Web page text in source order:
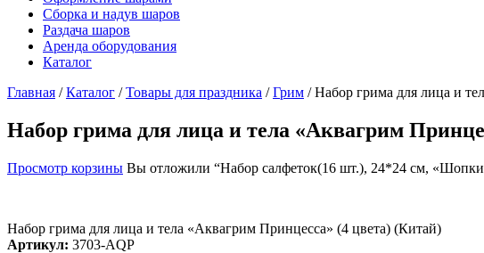
Сборка и надув шаров
Раздача шаров
Аренда оборудования
Каталог
Главная / Каталог / Товары для праздника / Грим /Набор грима для лица и
Набор грима для лица и тела «Аквагрим
Просмотр корзины Вы отложили “Набор салфеток(16 шт.), 24*24 см,
Набор грима для лица и тела «Аквагрим Принцесса» (4 цвета) (Китай)
Артикул: 3703-AQP